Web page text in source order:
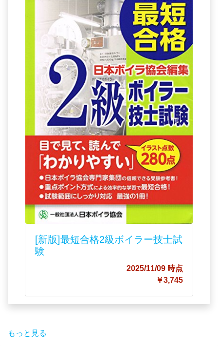
[新版]最短合格2級ボイラー技士試
験
2025/11/09 時点
￥3,745
もっと見る